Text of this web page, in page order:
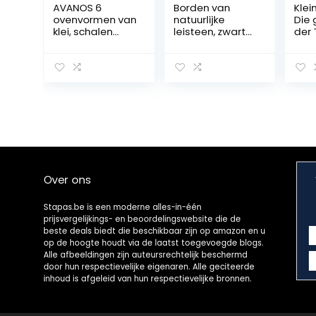
AVANOS 6
ovenvormen van
klei, schalen
Greixonera,
Borden van
natuurlijke
leisteen, zwarte
vierkant of rond,
presentatie (30
Die
der
Over ons
Stapas.be is een moderne alles-in-één
prijsvergelijkings- en beoordelingswebsite die de
beste deals biedt die beschikbaar zijn op amazon en u
op de hoogte houdt via de laatst toegevoegde blogs.
Alle afbeeldingen zijn auteursrechtelijk beschermd
door hun respectievelijke eigenaren. Alle geciteerde
inhoud is afgeleid van hun respectievelijke bronnen.